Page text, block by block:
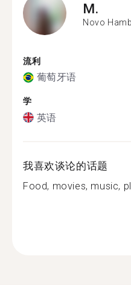
M.
Novo
流利
葡萄牙语
学
英语
我喜欢谈论的话题
Food, movies, music,